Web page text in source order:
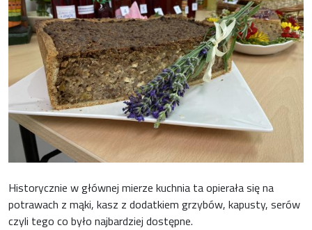
Historycznie w głównej mierze kuchnia ta opierała się na
potrawach z mąki, kasz z dodatkiem grzybów, kapusty, serów
czyli tego co było najbardziej dostępne.